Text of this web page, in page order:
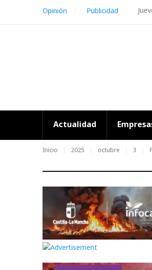
content
Opinión Publicidad
Actualidad
Inicio 2025 octubre 3